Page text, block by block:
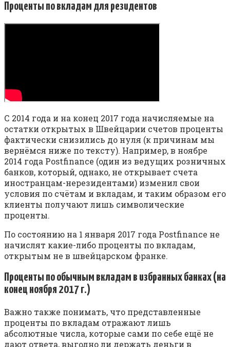
Проценты по вкладам для резидентов
С 2014 года и на конец 2017 года начисляемые на
остатки открытых в Швейцарии счетов проценты
фактически снизились до нуля (к причинам мы
вернёмся ниже по тексту). Например, в ноябре
2014 года Postfinance (один из ведущих розничных
банков, который, однако, не открывает счета
иностранцам-нерезидентами) изменил свои
условия по счётам и вкладам, и таким образом его
клиенты получают лишь символические
проценты.
По состоянию на 1 января 2017 года Postfinance не
начислят какие-либо проценты по вкладам,
открытым не в швейцарском франке.
Проценты по обычным вкладам в избранных банках (на
конец ноября 2017 г.)
Важно также понимать, что представленные
проценты по вкладам отражают лишь
абсолютные числа, которые сами по себе ещё не
дают ответа, выгодно ли держать деньги в